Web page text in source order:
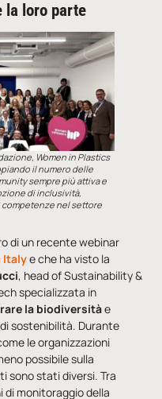
la loro parte
Women in Plastics
il numero delle
sempre più attiva e
di inclusività,
nel settore
di un recente webinar
Italye che ha visto la
, head of Sustainability &
specializzata in
la biodiversitàe
sostenibilità. Durante
le organizzazioni
possibile sulla
sono stati diversi. Tra
di monitoraggio della